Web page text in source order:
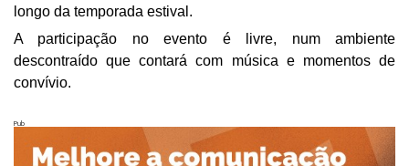
longo da temporada estival.
A participação no evento é livre, num ambiente
descontraído que contará com música e momentos de
convívio.
Pub